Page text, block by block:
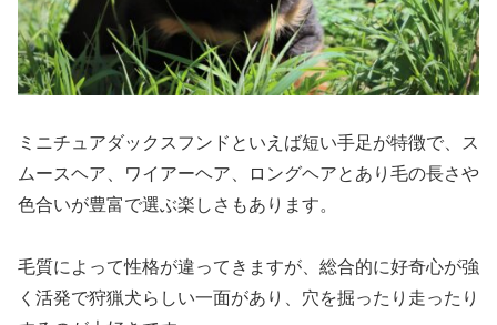
ミニチュアダックスフンドといえば短い手足が特徴で、ス
ムースヘア、ワイアーヘア、ロングヘアとあり毛の長さや
色合いが豊富で選ぶ楽しさもあります。
毛質によって性格が違ってきますが、総合的に好奇心が強
く活発で狩猟犬らしい一面があり、穴を掘ったり走ったり